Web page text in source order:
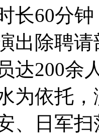
长60分
出除聘
达200余
为依托
、日军